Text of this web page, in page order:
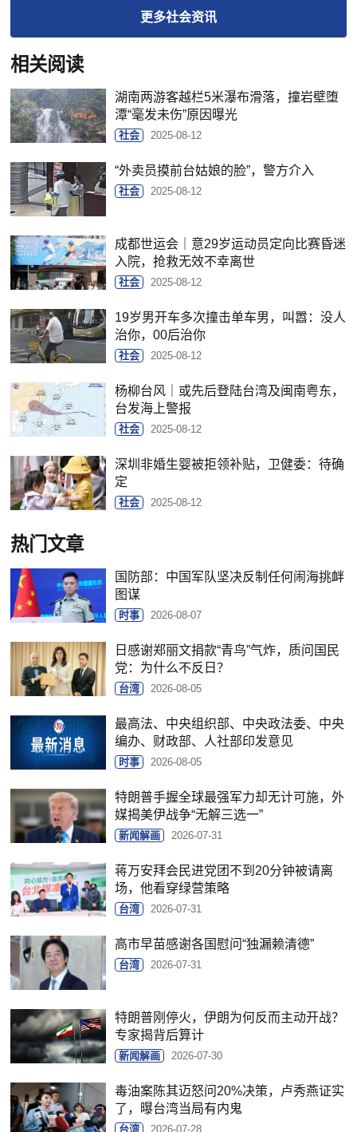
更多社会资讯
相关阅读
湖南两游客越栏5米瀑布滑落，撞岩壁堕
潭“毫发未伤”原因曝光
社会 2025-08-12
“外卖员摸前台姑娘的脸”，警方介入
社会 2025-08-12
成都世运会｜意29岁运动员定向比赛昏迷
入院，抢救无效不幸离世
社会 2025-08-12
19岁男开车多次撞击单车男，叫嚣：没人
治你，00后治你
社会 2025-08-12
杨柳台风｜或先后登陆台湾及闽南粤东，
台发海上警报
社会 2025-08-12
深圳非婚生婴被拒领补贴，卫健委：待确
定
社会 2025-08-12
热门文章
国防部：中国军队坚决反制任何闹海挑衅
图谋
时事 2026-08-07
日感谢郑丽文捐款“青鸟”气炸，质问国民
党：为什么不反日？
台湾 2026-08-05
最高法、中央组织部、中央政法委、中央
编办、财政部、人社部印发意见
时事 2026-08-05
特朗普手握全球最强军力却无计可施，外
媒揭美伊战争“无解三选一”
新闻解画 2026-07-31
蒋万安拜会民进党团不到20分钟被请离
场，他看穿绿营策略
台湾 2026-07-31
高市早苗感谢各国慰问“独漏赖清德”
台湾 2026-07-31
特朗普刚停火，伊朗为何反而主动开战？
专家揭背后算计
新闻解画 2026-07-30
毒油案陈其迈怒问20%决策，卢秀燕证实
了，曝台湾当局有内鬼
台湾 2026-07-28